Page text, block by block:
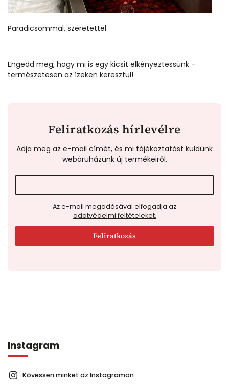
Paradicsommal, szeretettel
Engedd meg, hogy mi is egy kicsit elkényeztessünk –
természetesen az ízeken keresztül!
Feliratkozás hírlevélre
Adja meg az e-mail címét, és mi tájékoztatást küldünk
webáruházunk új termékeiről.
adatvédelmi feltételeket.
Feliratkozás
Instagram
Kövessen minket az Instagramon